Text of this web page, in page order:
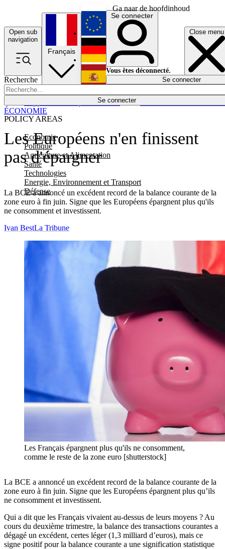
Ga naar de hoofdinhoud
Open sub
navigation
Close menu
Recherche
Se connecter
POLICY AREAS
Economie
Politique
Agriculture et Alimentation
Santé
Technologies
Energie, Environnement et Transport
Défense
Économie
Français
English
Deutsch
Español
Se connecter
Vous êtes déconnecté.
Se connecter
Les Européens n'en finissent
pas d'épargner
La BCE a annoncé un excédent record de la balance courante de la
zone euro à fin juin. Signe que les Européens épargnent plus qu'ils
ne consomment et investissent.
ÉCONOMIE
Ivan BestLa Tribune
Les Français épargnent plus qu'ils ne consomment,
comme le reste de la zone euro [shutterstock]
La BCE a annoncé un excédent record de la balance courante de la
zone euro à fin juin. Signe que les Européens épargnent plus qu’ils
ne consomment et investissent.
Qui a dit que les Français vivaient au-dessus de leurs moyens ? Au
cours du deuxième trimestre, la balance des transactions courantes a
dégagé un excédent, certes léger (1,3 milliard d’euros), mais ce
signe positif pour la balance courante a une signification statistique